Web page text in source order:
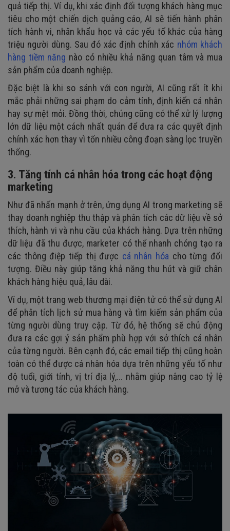
quả tiếp thị. Ví dụ, khi xác định đối tượng khách hàng mục
tiêu cho một chiến dịch quảng cáo, AI sẽ tiến hành phân
tích hành vi, nhân khẩu học và các yếu tố khác của hàng
triệu người dùng. Sau đó xác định chính xác nhóm khách
hàng tiềm năng nào có nhiều khả năng quan tâm và mua
sản phẩm của doanh nghiệp.
Đặc biệt là khi so sánh với con người, AI cũng rất ít khi
mắc phải những sai phạm do cảm tính, định kiến cá nhân
hay sự mệt mỏi. Đồng thời, chúng cũng có thể xử lý lượng
lớn dữ liệu một cách nhất quán để đưa ra các quyết định
chính xác hơn thay vì tốn nhiều công đoạn sàng lọc truyền
thống.
3. Tăng tính cá nhân hóa trong các hoạt động
marketing
Như đã nhấn mạnh ở trên, ứng dụng AI trong marketing sẽ
thay doanh nghiệp thu thập và phân tích các dữ liệu về sở
thích, hành vi và nhu cầu của khách hàng. Dựa trên những
dữ liệu đã thu được, marketer có thể nhanh chóng tạo ra
các thông điệp tiếp thị được cá nhân hóa cho từng đối
tượng. Điều này giúp tăng khả năng thu hút và giữ chân
khách hàng hiệu quả, lâu dài.
Ví dụ, một trang web thương mại điện tử có thể sử dụng AI
để phân tích lịch sử mua hàng và tìm kiếm sản phẩm của
từng người dùng truy cập. Từ đó, hệ thống sẽ chủ động
đưa ra các gợi ý sản phẩm phù hợp với sở thích cá nhân
của từng người. Bên cạnh đó, các email tiếp thị cũng hoàn
toàn có thể được cá nhân hóa dựa trên những yếu tố như
độ tuổi, giới tính, vị trí địa lý,... nhằm giúp nâng cao tỷ lệ
mở và tương tác của khách hàng.